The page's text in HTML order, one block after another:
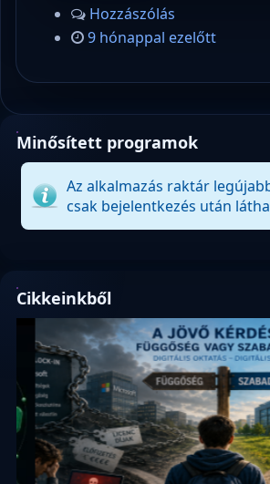
Hozzászólás
9 hónappal ezelőtt
Minősített programok
Az alkalmazás raktár
csak bejelentkezés után
Cikkeinkből